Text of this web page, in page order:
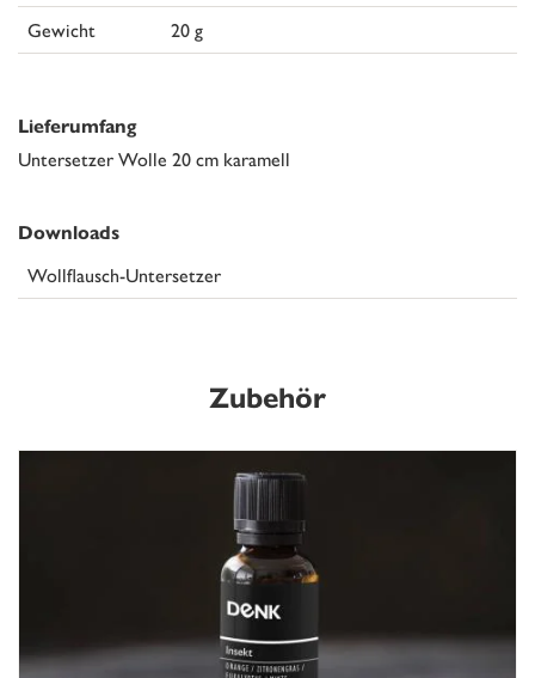
Gewicht
20 g
Lieferumfang
Untersetzer Wolle 20 cm karamell
Downloads
Wollflausch-Untersetzer
Zubehör